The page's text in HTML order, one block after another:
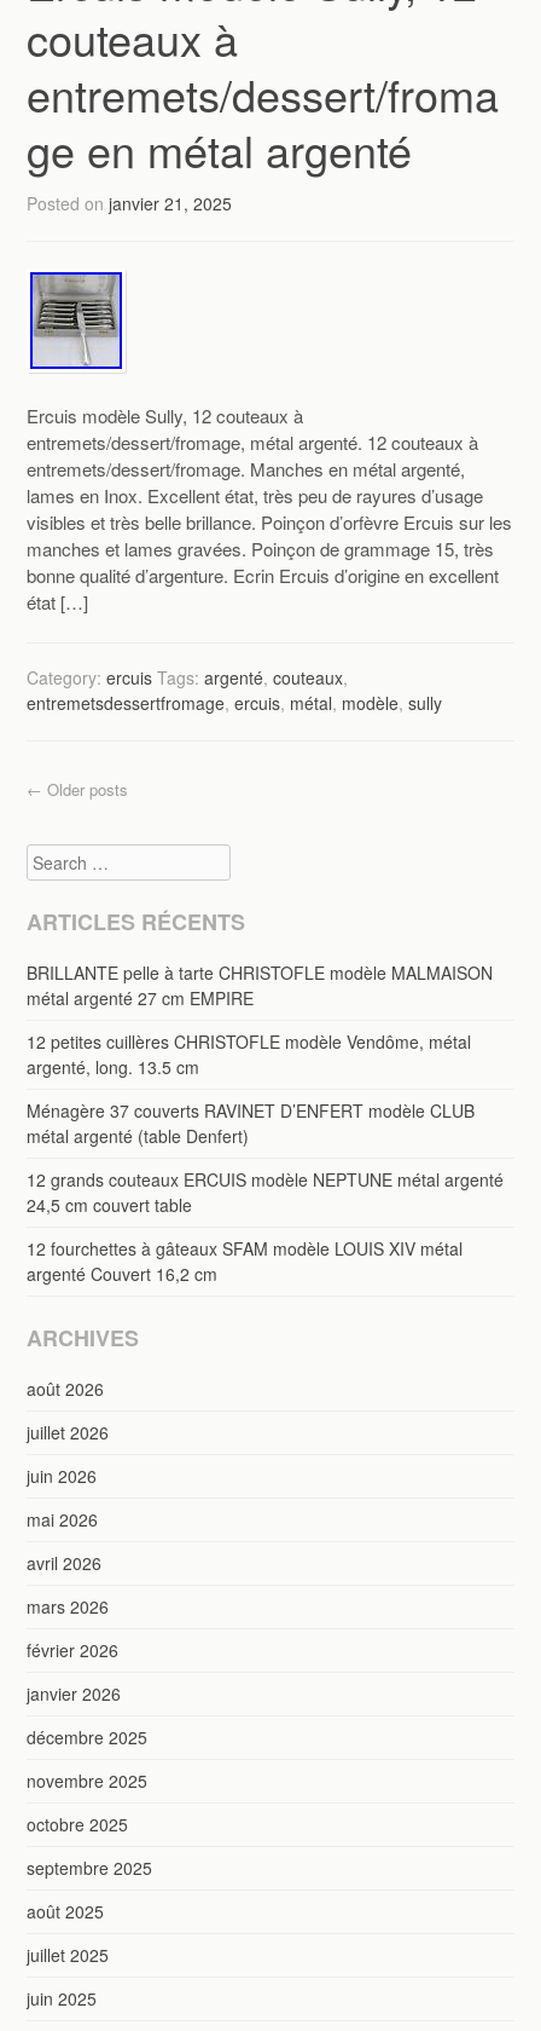
couteaux à
entremets/dessert/froma
ge en métal argenté
Posted onjanvier 21, 2025
Ercuis modèle Sully, 12 couteaux à
entremets/dessert/fromage, métal argenté. 12 couteaux à
entremets/dessert/fromage. Manches en métal argenté,
lames en Inox. Excellent état, très peu de rayures d’usage
visibles et très belle brillance. Poinçon d’orfèvre Ercuis sur les
manches et lames gravées. Poinçon de grammage 15, très
bonne qualité d’argenture. Ecrin Ercuis d’origine en excellent
état […]
Category:ercuis Tags:argenté,couteaux,
entremetsdessertfromage,ercuis, métal, modèle,sully
Post navigation
← Older posts
Search
ARTICLES RÉCENTS
BRILLANTE pelle à tarte CHRISTOFLE modèle MALMAISON
métal argenté 27 cm EMPIRE
12 petites cuillères CHRISTOFLE modèle Vendôme, métal
argenté, long. 13.5 cm
Ménagère 37 couverts RAVINET D’ENFERT modèle CLUB
métal argenté (table Denfert)
12 grands couteaux ERCUIS modèle NEPTUNE métal argenté
24,5 cm couvert table
12 fourchettes à gâteaux SFAM modèle LOUIS XIV métal
argenté Couvert 16,2 cm
ARCHIVES
août 2026
juillet 2026
juin 2026
mai 2026
avril 2026
mars 2026
février 2026
janvier 2026
décembre 2025
novembre 2025
octobre 2025
septembre 2025
août 2025
juillet 2025
juin 2025